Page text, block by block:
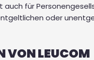
für
oder
VON LEUCOM